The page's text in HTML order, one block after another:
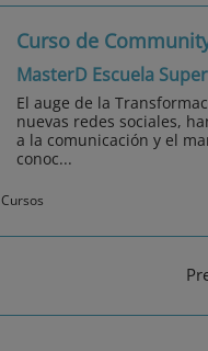
Curso de
MasterD Escuela
El auge de la
nuevas redes sociales,
a la comunicación y el
conoc...
Cursos